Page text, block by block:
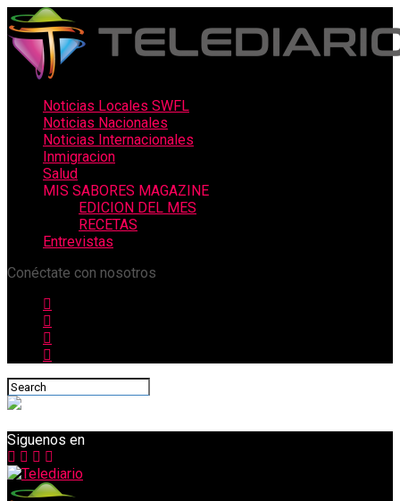
Noticias Locales SWFL
Noticias Nacionales
Noticias Internacionales
Inmigracion
Salud
MIS SABORES MAGAZINE
EDICION DEL MES
RECETAS
Entrevistas
Conéctate con nosotros
Siguenos en